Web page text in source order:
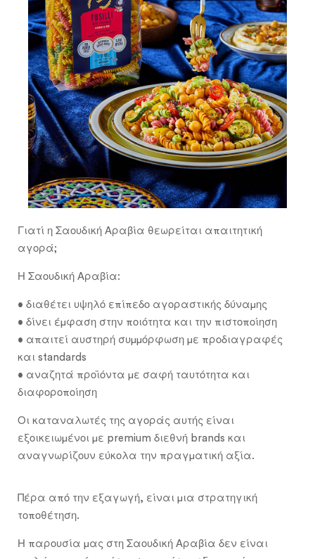
Γιατί η Σαουδική Αραβία θεωρείται απαιτητική
αγορά;
Η Σαουδική Αραβία:
• διαθέτει υψηλό επίπεδο αγοραστικής δύναμης
• δίνει έμφαση στην ποιότητα και την πιστοποίηση
• απαιτεί αυστηρή συμμόρφωση με προδιαγραφές
και standards
• αναζητά προϊόντα με σαφή ταυτότητα και
διαφοροποίηση
Οι καταναλωτές της αγοράς αυτής είναι
εξοικειωμένοι με premium διεθνή brands και
αναγνωρίζουν εύκολα την πραγματική αξία.
Πέρα από την εξαγωγή, είναι μια στρατηγική
τοποθέτηση.
Η παρουσία μας στη Σαουδική Αραβία δεν είναι